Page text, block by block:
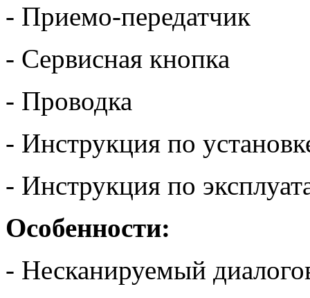
- Приемо-передатчик
- Сервисная кнопка
- Проводка
- Инструкция по
- Инструкция по
Особенности:
- Несканируемый